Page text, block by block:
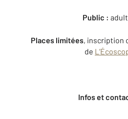
Public :
Places limitées, inscription
de
Infos et